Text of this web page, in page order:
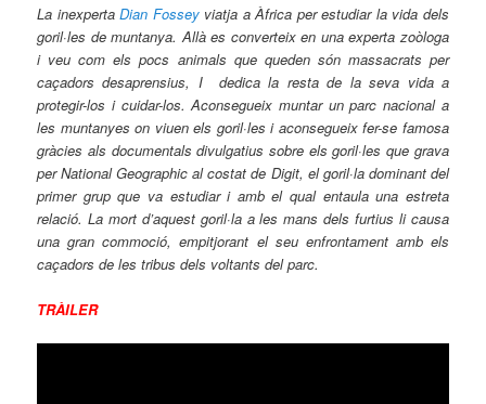
La inexpertaDian Fosseyviatja a Àfrica per estudiar la vida dels
goril·les de muntanya. Allà es converteix en una experta zoòloga
i veu com els pocs animals que queden són massacrats per
caçadors desaprensius, I dedica la resta de la seva vida a
protegir-los i cuidar-los. Aconsegueix muntar un parc nacional a
les muntanyes on viuen els goril·les i aconsegueix fer-se famosa
gràcies als documentals divulgatius sobre els goril·les que grava
per National Geographic al costat de Digit, el goril·la dominant del
primer grup que va estudiar i amb el qual entaula una estreta
relació. La mort d’aquest goril·la a les mans dels furtius li causa
una gran commoció, empitjorant el seu enfrontament amb els
caçadors de les tribus dels voltants del parc.
TRÀILER